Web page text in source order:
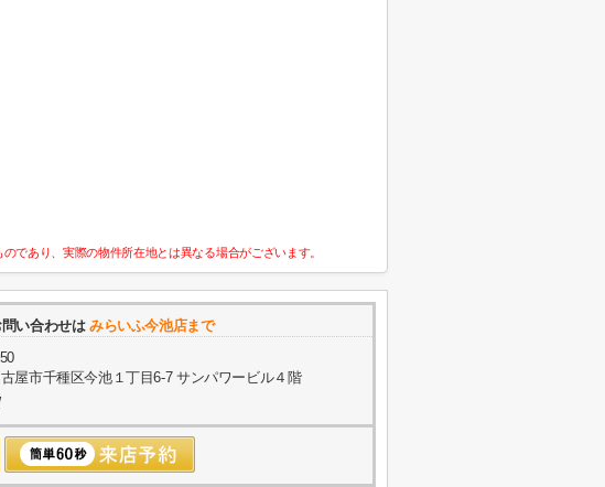
であり、実際の物件所在地とは異なる場合がございます。
い合わせはみらいふ今池店まで
屋市千種区今池１丁目6-7 サンパワービル４階